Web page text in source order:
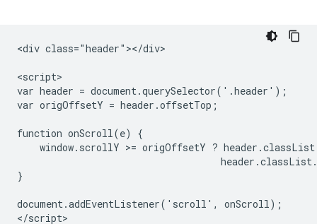
<div class="header"></div>
<script>
var header = document.querySelector('.header');
var origOffsetY = header.offsetTop;
function onScroll(e) {
window.scrollY >= origOffsetY ?
}
document.addEventListener('scroll', onScroll);